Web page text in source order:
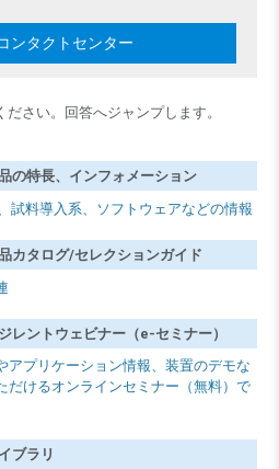
ンタクトセンター
さい。回答へジャンプします。
の特長、インフォメーション
試料導入系、ソフトウェアなどの情報
カタログ/セレクションガイド
レントウェビナー（e-セミナー）
アプリケーション情報、装置のデモな
だけるオンラインセミナー（無料）で
ブラリ